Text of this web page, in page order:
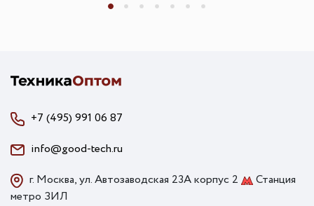
+7 (495) 991 06 87
info@good-tech.ru
г. Москва, ул. Автозаводская 23А корпус 2
Станция
метро ЗИЛ